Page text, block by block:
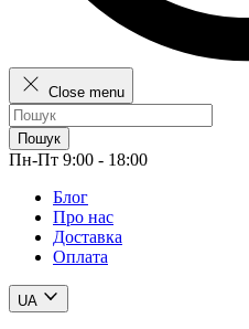
Close menu
Пошук
Пн-Пт 9:00 - 18:00
Блог
Про нас
Доставка
Оплата
UA